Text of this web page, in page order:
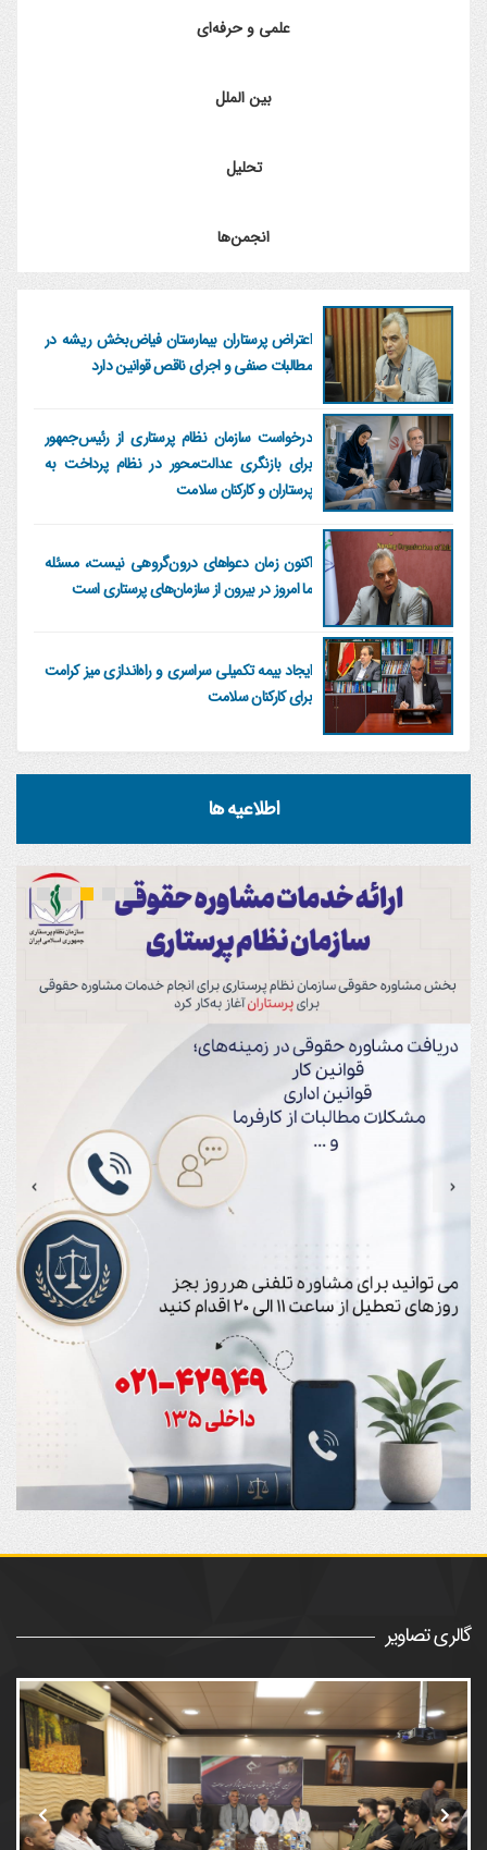
علمی و حرفه‌ای
بین الملل
تحلیل
انجمن‌ها
اعتراض پرستاران بیمارستان فیاض‌بخش ریشه در
مطالبات صنفی و اجرای ناقص قوانین دارد
درخواست سازمان نظام پرستاری از رئیس‌جمهور
برای بازنگری عدالت‌محور در نظام پرداخت به
پرستاران و کارکنان سلامت
اکنون زمان دعواهای درون‌گروهی نیست، مسئله
ما امروز در بیرون از سازمان‌های پرستاری است
ایجاد بیمه تکمیلی سراسری و راه‌اندازی میز کرامت
برای کارکنان سلامت
اطلاعیه ها
گالری تصاویر